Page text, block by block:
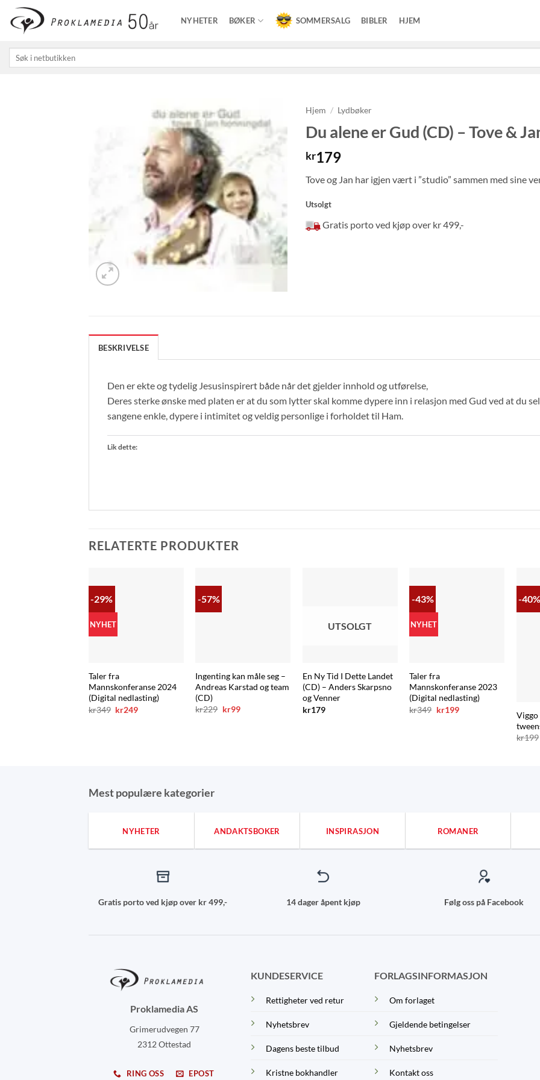
Skip
content
NYHETER BØKER SOMMERSALG BIBLER HJEM
etter:
Hjem / Lydbøker
Du alene er Gud (CD) – Tove &
kr179
Tove og Jan har igjen vært i ”studio” sammen med sine
Utsolgt
Gratis porto ved kjøp over kr 499,-
BESKRIVELSE
Den er ekte og tydelig Jesusinspirert både når det gjelder innhold og utførelse,
Deres sterke ønske med platen er at du som lytter skal komme dypere inn i relasjon med Gud ved at du
sangene enkle, dypere i intimitet og veldig personlige i forholdet til Ham.
Lik dette:
RELATERTE PRODUKTER
-29%
NYHET
Taler fra
Mannskonferanse 2024
(Digital nedlasting)
kr349 Opprinnelig
kr249Nåværende
-57%
Ingenting kan måle seg –
Andreas Karstad og team
(CD)
kr229 Opprinnelig
kr99Nåværende
UTSOLGT
En Ny Tid I Dette Landet
(CD) – Anders Skarpsno
og Venner
kr179
-43%
NYHET
Taler fra
Mannskonferanse 2023
(Digital nedlasting)
kr349 Opprinnelig
kr199Nåværende
-40%
kr199
Mest populære kategorier
NYHETER ANDAKTSBOKER INSPIRASJON ROMANER
Gratis porto ved kjøp over kr 499,- 14 dager åpent kjøp Følg oss på Facebook
Proklamedia AS
Grimerudvegen 77
2312 Ottestad
RING OSS EPOST
KUNDESERVICE
Rettigheter ved retur
Nyhetsbrev
Dagens beste tilbud
Kristne bokhandler
FORLAGSINFORMASJON
Om forlaget
Gjeldende betingelser
Nyhetsbrev
Kontakt oss